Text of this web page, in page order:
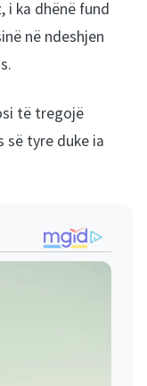
i ka dhënë fund
në ndeshjen
të tregojë
së tyre duke ia